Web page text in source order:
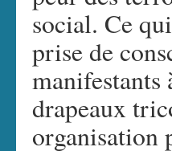
social. Ce
prise de
manifestants
drapeaux
organisation